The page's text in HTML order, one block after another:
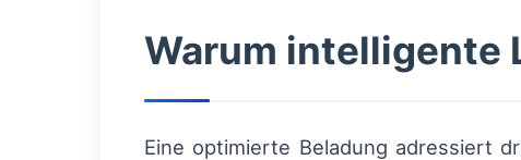
Warum intelligente
Eine optimierte Beladung adressiert